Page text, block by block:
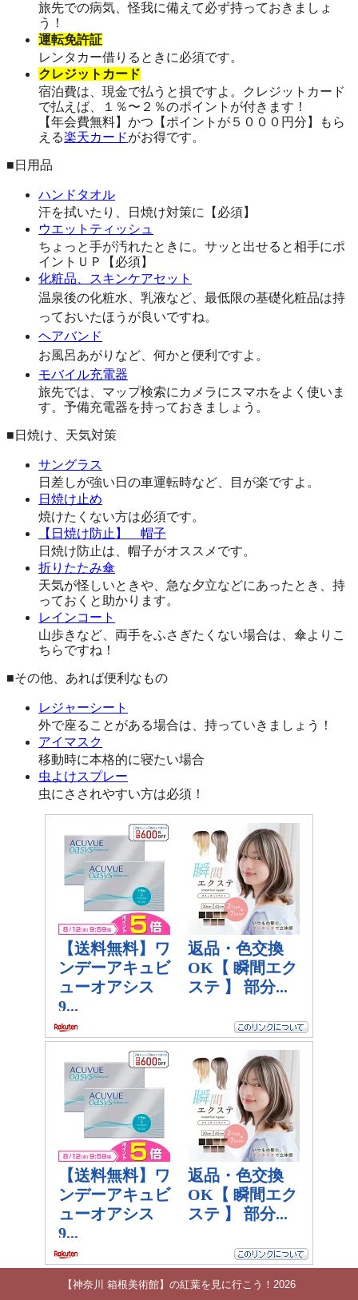
旅先での病気、怪我に備えて必ず持っておきましょ
う！
運転免許証
レンタカー借りるときに必須です。
クレジットカード
宿泊費は、現金で払うと損ですよ。クレジットカード
で払えば、１％〜２％のポイントが付きます！
【年会費無料】かつ【ポイントが５０００円分】もら
える楽天カードがお得です。
■日用品
ハンドタオル
汗を拭いたり、日焼け対策に【必須】
ウエットティッシュ
ちょっと手が汚れたときに。サッと出せると相手にポ
イントＵＰ【必須】
化粧品、スキンケアセット
温泉後の化粧水、乳液など、最低限の基礎化粧品は持
っておいたほうが良いですね。
ヘアバンド
お風呂あがりなど、何かと便利ですよ。
モバイル充電器
旅先では、マップ検索にカメラにスマホをよく使いま
す。予備充電器を持っておきましょう。
■日焼け、天気対策
サングラス
日差しが強い日の車運転時など、目が楽ですよ。
日焼け止め
焼けたくない方は必須です。
【日焼け防止】 帽子
日焼け防止は、帽子がオススメです。
折りたたみ傘
天気が怪しいときや、急な夕立などにあったとき、持
っておくと助かります。
レインコート
山歩きなど、両手をふさぎたくない場合は、傘よりこ
ちらですね！
■その他、あれば便利なもの
レジャーシート
外で座ることがある場合は、持っていきましょう！
アイマスク
移動時に本格的に寝たい場合
虫よけスプレー
虫にさされやすい方は必須！
【神奈川 箱根美術館】の紅葉を見に行こう！2026